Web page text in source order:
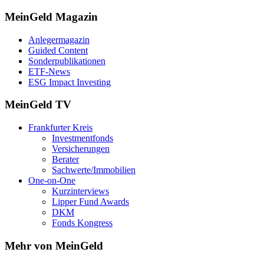
MeinGeld Magazin
Anlegermagazin
Guided Content
Sonderpublikationen
ETF-News
ESG Impact Investing
MeinGeld TV
Frankfurter Kreis
Investmentfonds
Versicherungen
Berater
Sachwerte/Immobilien
One-on-One
Kurzinterviews
Lipper Fund Awards
DKM
Fonds Kongress
Mehr von MeinGeld